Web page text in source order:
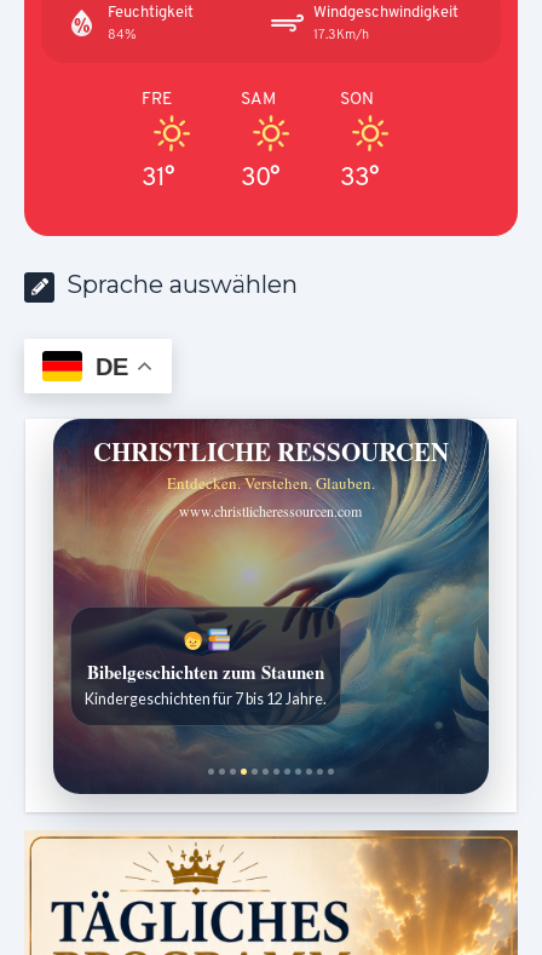
Feuchtigkeit
84%
Windgeschwindigkeit
17.3Km/h
FRE
31°
SAM
30°
SON
33°
Sprache auswählen
DE
CHRISTLICHE RESSOURCEN
Entdecken. Verstehen. Glauben.
www.christlicheressourcen.com
Bibelgeschichten zum Staunen
Kindergeschichten für 7 bis 12 Jahre.